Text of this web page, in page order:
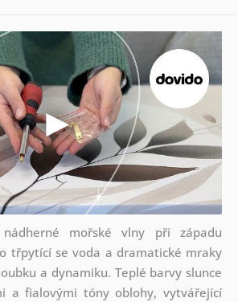
nádherné mořské vlny při západu
třpytící se voda a dramatické mraky
a dynamiku. Teplé barvy slunce
a fialovými tóny oblohy, vytvářející